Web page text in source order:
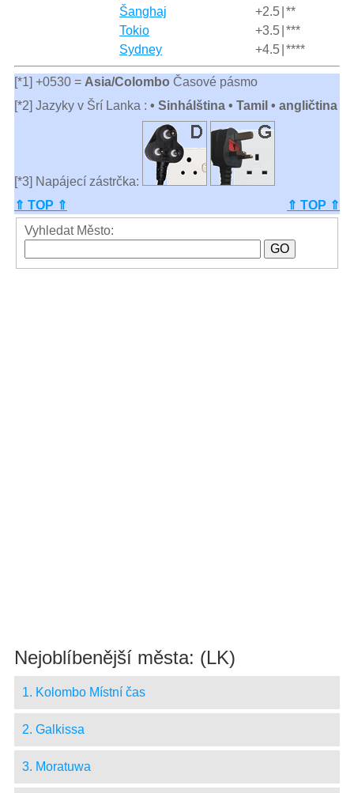
Šanghaj
+2.5 **
Tokio
+3.5 ***
Sydney
+4.5 ****
[*1] +0530 = Asia/Colombo Časové pásmo
[*2] Jazyky v Šrí Lanka : • Sinhálština • Tamil • angličtina
[*3] Napájecí zástrčka:
⇑ TOP ⇑
⇑ TOP ⇑
Vyhledat Město:
Nejoblíbenější města: (LK)
1. Kolombo Místní čas
2. Galkissa
3. Moratuwa